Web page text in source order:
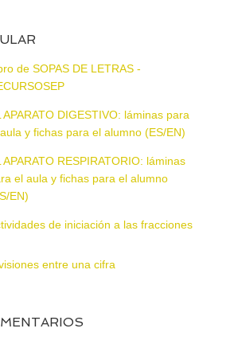
de SOPAS DE LETRAS -
APARATO DIGESTIVO: láminas para
y fichas para el alumno (ES/EN)
APARATO RESPIRATORIO: láminas
el aula y fichas para el alumno
EN)
de iniciación a las fracciones
entre una cifra